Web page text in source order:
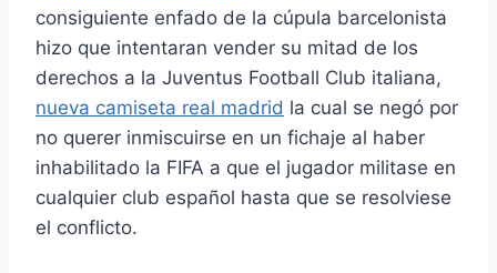
consiguiente enfado de la cúpula barcelonista
hizo que intentaran vender su mitad de los
derechos a la Juventus Football Club italiana,
nueva camiseta real madrid la cual se negó por
no querer inmiscuirse en un fichaje al haber
inhabilitado la FIFA a que el jugador militase en
cualquier club español hasta que se resolviese
el conflicto.